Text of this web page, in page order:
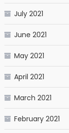
July 2021
June 2021
May 2021
April 2021
March 2021
February 2021